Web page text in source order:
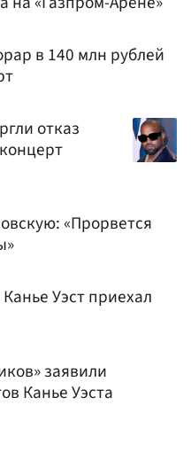
в 140 млн рублей
отказ
«Прорвется
Уэст приехал
заявили
Канье Уэста